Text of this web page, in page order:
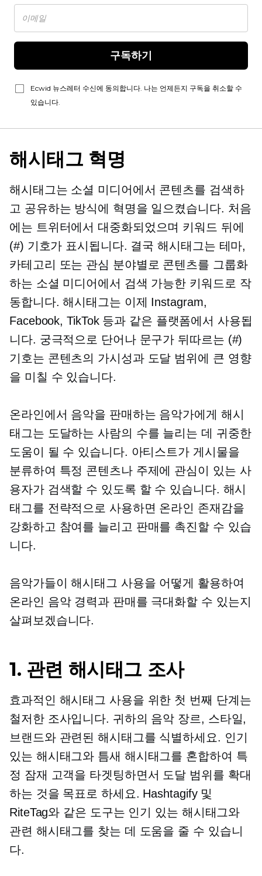
구독하기
Ecwid 뉴스레터 수신에 동의합니다. 나는 언제든지 구독을 취소할 수
있습니다.
해시태그 혁명
해시태그는 소셜 미디어에서 콘텐츠를 검색하
고 공유하는 방식에 혁명을 일으켰습니다. 처음
에는 트위터에서 대중화되었으며 키워드 뒤에
(#) 기호가 표시됩니다. 결국 해시태그는 테마,
카테고리 또는 관심 분야별로 콘텐츠를 그룹화
하는 소셜 미디어에서 검색 가능한 키워드로 작
동합니다. 해시태그는 이제 Instagram,
Facebook, TikTok 등과 같은 플랫폼에서 사용됩
니다. 궁극적으로 단어나 문구가 뒤따르는 (#)
기호는 콘텐츠의 가시성과 도달 범위에 큰 영향
을 미칠 수 있습니다.
온라인에서 음악을 판매하는 음악가에게 해시
태그는 도달하는 사람의 수를 늘리는 데 귀중한
도움이 될 수 있습니다. 아티스트가 게시물을
분류하여 특정 콘텐츠나 주제에 관심이 있는 사
용자가 검색할 수 있도록 할 수 있습니다. 해시
태그를 전략적으로 사용하면 온라인 존재감을
강화하고 참여를 늘리고 판매를 촉진할 수 있습
니다.
음악가들이 해시태그 사용을 어떻게 활용하여
온라인 음악 경력과 판매를 극대화할 수 있는지
살펴보겠습니다.
1. 관련 해시태그 조사
효과적인 해시태그 사용을 위한 첫 번째 단계는
철저한 조사입니다. 귀하의 음악 장르, 스타일,
브랜드와 관련된 해시태그를 식별하세요. 인기
있는 해시태그와 틈새 해시태그를 혼합하여 특
정 잠재 고객을 타겟팅하면서 도달 범위를 확대
하는 것을 목표로 하세요. Hashtagify 및
RiteTag와 같은 도구는 인기 있는 해시태그와
관련 해시태그를 찾는 데 도움을 줄 수 있습니
다.